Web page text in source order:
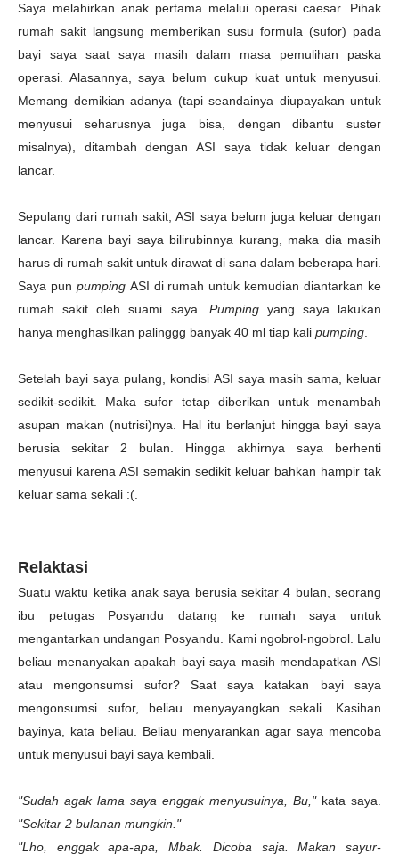
Saya melahirkan anak pertama melalui operasi caesar. Pihak
rumah sakit langsung memberikan susu formula (sufor) pada
bayi saya saat saya masih dalam masa pemulihan paska
operasi. Alasannya, saya belum cukup kuat untuk menyusui.
Memang demikian adanya (tapi seandainya diupayakan untuk
menyusui seharusnya juga bisa, dengan dibantu suster
misalnya), ditambah dengan ASI saya tidak keluar dengan
lancar.
Sepulang dari rumah sakit, ASI saya belum juga keluar dengan
lancar. Karena bayi saya bilirubinnya kurang, maka dia masih
harus di rumah sakit untuk dirawat di sana dalam beberapa hari.
Saya pun pumping ASI di rumah untuk kemudian diantarkan ke
rumah sakit oleh suami saya. Pumpingyang saya lakukan
hanya menghasilkan palinggg banyak 40 ml tiap kali pumping
Setelah bayi saya pulang, kondisi ASI saya masih sama, keluar
sedikit-sedikit. Maka sufor tetap diberikan untuk menambah
asupan makan (nutrisi)nya. Hal itu berlanjut hingga bayi saya
berusia sekitar 2 bulan. Hingga akhirnya saya berhenti
menyusui karena ASI semakin sedikit keluar bahkan hampir tak
keluar sama sekali :(.
Relaktasi
Suatu waktu ketika anak saya berusia sekitar 4 bulan, seorang
ibu petugas Posyandu datang ke rumah saya untuk
mengantarkan undangan Posyandu. Kami ngobrol-ngobrol. Lalu
beliau menanyakan apakah bayi saya masih mendapatkan ASI
atau mengonsumsi sufor? Saat saya katakan bayi saya
mengonsumsi sufor, beliau menyayangkan sekali. Kasihan
bayinya, kata beliau. Beliau menyarankan agar saya mencoba
untuk menyusui bayi saya kembali.
"Sudah agak lama saya enggak menyusuinya, Bu," kata saya.
"Sekitar 2 bulanan mungkin."
"Lho, enggak apa-apa, Mbak. Dicoba saja. Makan sayur-